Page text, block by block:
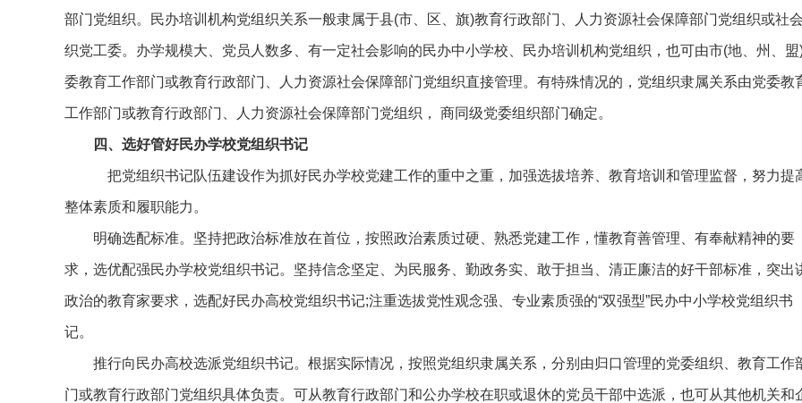
部门党组织。民办培训机构党组织关系一般隶属于县(市、区、旗)教育行政部门、人力资源社会保障部门党组织或社
织党工委。办学规模大、党员人数多、有一定社会影响的民办中小学校、民办培训机构党组织，也可由市(地、州、盟
委教育工作部门或教育行政部门、人力资源社会保障部门党组织直接管理。有特殊情况的，党组织隶属关系由党委教
工作部门或教育行政部门、人力资源社会保障部门党组织， 商同级党委组织部门确定。
四、选好管好民办学校党组织书记
把党组织书记队伍建设作为抓好民办学校党建工作的重中之重，加强选拔培养、教育培训和管理监督，努力提
整体素质和履职能力。
明确选配标准。坚持把政治标准放在首位，按照政治素质过硬、熟悉党建工作，懂教育善管理、有奉献精神的要
求，选优配强民办学校党组织书记。坚持信念坚定、为民服务、勤政务实、敢于担当、清正廉洁的好干部标准，突出
政治的教育家要求，选配好民办高校党组织书记;注重选拔党性观念强、专业素质强的“双强型”民办中小学校党组织书
记。
推行向民办高校选派党组织书记。根据实际情况，按照党组织隶属关系，分别由归口管理的党委组织、教育工作
门或教育行政部门党组织具体负责。可从教育行政部门和公办学校在职或退休的党员干部中选派，也可从其他机关和